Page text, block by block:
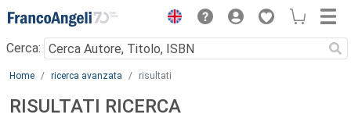
Menu
Cerca:
Main content
Home ricerca avanzata risultati
RISULTATI RICERCA